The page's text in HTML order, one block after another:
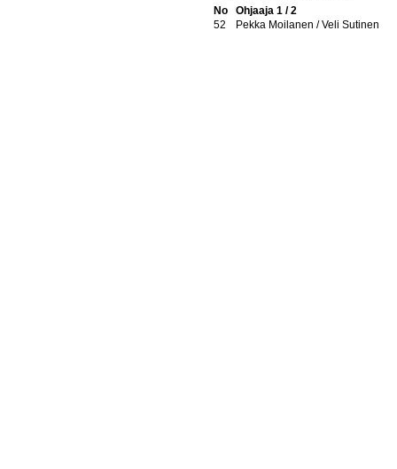
No
Ohjaaja 1 / 2
52
Pekka Moilanen / Veli Sutinen